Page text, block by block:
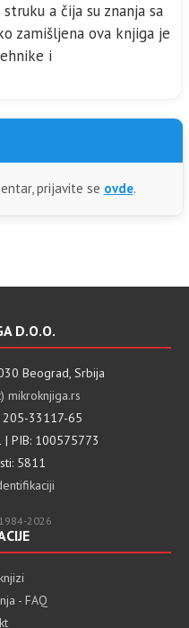
a čija su znanja sa
zamišljena ova knjiga je
i
prijavite se ovde.
D.O.O.
Beograd, Srbija
mikroknjiga.rs
205-33117-65
PIB: 100575773
5811
2026
- FAQ